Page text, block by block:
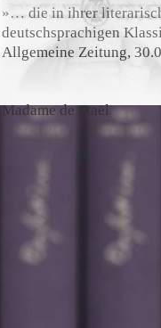
Madame de Staël
»… die in ihrer
deutschsprachigen
Allgemeine Zeitung,